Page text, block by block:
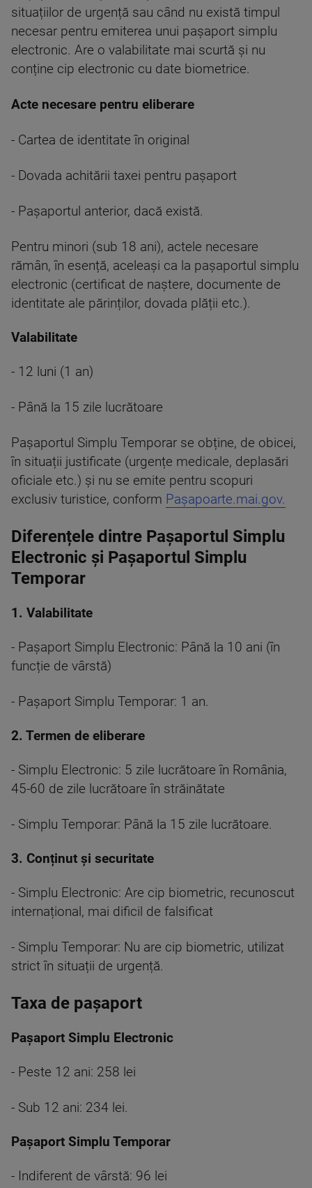
situațiilor de urgență sau când nu există timpul
necesar pentru emiterea unui pașaport simplu
electronic. Are o valabilitate mai scurtă și nu
conține cip electronic cu date biometrice.
Acte necesare pentru eliberare
- Cartea de identitate în original
- Dovada achitării taxei pentru pașaport
- Pașaportul anterior, dacă există.
Pentru minori (sub 18 ani), actele necesare
rămân, în esență, aceleași ca la pașaportul simplu
electronic (certificat de naștere, documente de
identitate ale părinților, dovada plății etc.).
Valabilitate
- 12 luni (1 an)
- Până la 15 zile lucrătoare
Pașaportul Simplu Temporar se obține, de obicei,
în situații justificate (urgențe medicale, deplasări
oficiale etc.) și nu se emite pentru scopuri
exclusiv turistice, conform Pașapoarte.mai.gov.
Diferențele dintre Pașaportul Simplu
Electronic și Pașaportul Simplu
Temporar
1. Valabilitate
- Pașaport Simplu Electronic: Până la 10 ani (în
funcție de vârstă)
- Pașaport Simplu Temporar: 1 an.
2. Termen de eliberare
- Simplu Electronic: 5 zile lucrătoare în România,
45-60 de zile lucrătoare în străinătate
- Simplu Temporar: Până la 15 zile lucrătoare.
3. Conținut și securitate
- Simplu Electronic: Are cip biometric, recunoscut
internațional, mai dificil de falsificat
- Simplu Temporar: Nu are cip biometric, utilizat
strict în situații de urgență.
Taxa de pașaport
Pașaport Simplu Electronic
- Peste 12 ani: 258 lei
- Sub 12 ani: 234 lei.
Pașaport Simplu Temporar
- Indiferent de vârstă: 96 lei